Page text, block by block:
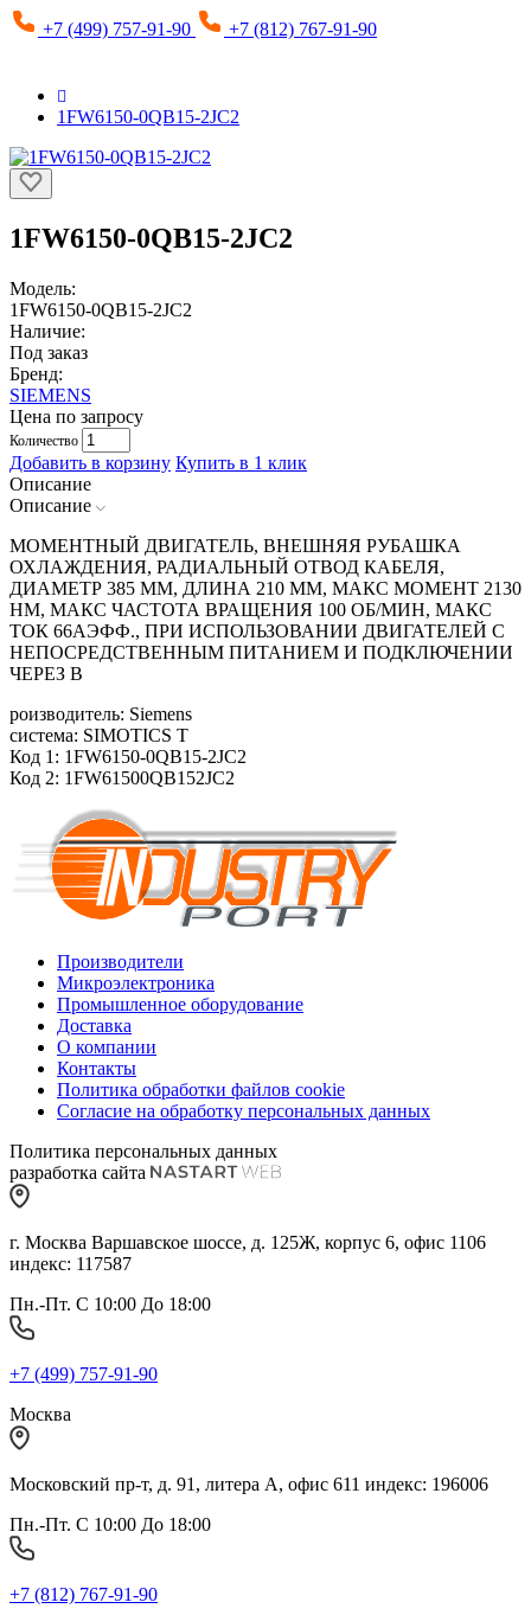
+7 (499) 757-91-90 +7 (812) 767-91-90
1FW6150-0QB15-2JC2
1FW6150-0QB15-2JC2
Модель:
1FW6150-0QB15-2JC2
Наличие:
Под заказ
Бренд:
SIEMENS
Цена по запросу
Количество
Добавить в корзину Купить в 1 клик
Описание
Описание
МОМЕНТНЫЙ ДВИГАТЕЛЬ, ВНЕШНЯЯ РУБАШКА
ОХЛАЖДЕНИЯ, РАДИАЛЬНЫЙ ОТВОД КАБЕЛЯ,
ДИАМЕТР 385 ММ, ДЛИНА 210 ММ, МАКС МОМЕНТ 2130
HM, МАКС ЧАСТОТА ВРАЩЕНИЯ 100 ОБ/МИН, МАКС
ТОК 66АЭФФ., ПРИ ИСПОЛЬЗОВАНИИ ДВИГАТЕЛЕЙ С
НЕПОСРЕДСТВЕННЫМ ПИТАНИЕМ И ПОДКЛЮЧЕНИИ
ЧЕРЕЗ В
роизводитель: Siemens
система: SIMOTICS T
Код 1: 1FW6150-0QB15-2JC2
Код 2: 1FW61500QB152JC2
Производители
Микроэлектроника
Промышленное оборудование
Доставка
О компании
Контакты
Политика обработки файлов cookie
Согласие на обработку персональных данных
Политика персональных данных
разработка сайта
г. Москва Варшавское шоссе, д. 125Ж, корпус 6, офис 1106
индекс: 117587
Пн.-Пт. С 10:00 До 18:00
+7 (499) 757-91-90
Москва
Московский пр-т, д. 91, литера А, офис 611 индекс: 196006
Пн.-Пт. С 10:00 До 18:00
+7 (812) 767-91-90